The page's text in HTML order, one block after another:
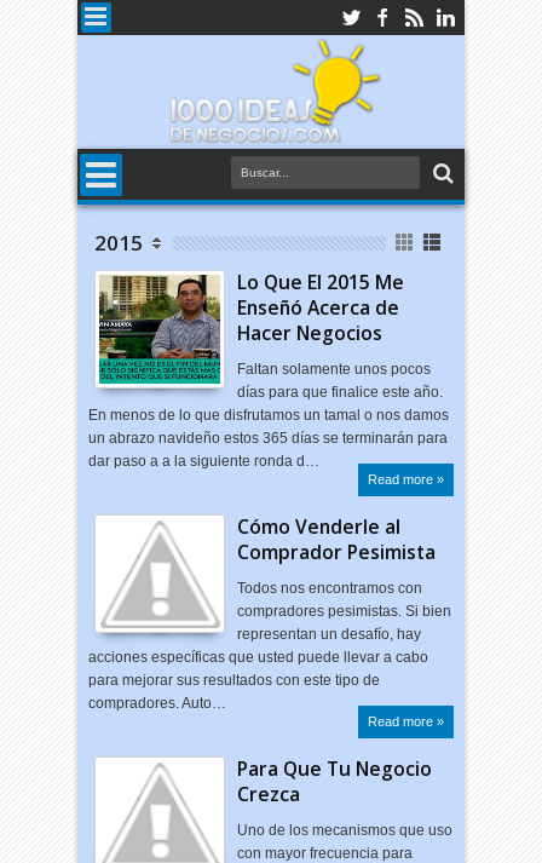
2015
Lo Que El 2015 Me
Enseñó Acerca de
Hacer Negocios
Faltan solamente unos pocos
días para que finalice este año.
En menos de lo que disfrutamos un tamal o nos damos
un abrazo navideño estos 365 días se terminarán para
dar paso a a la siguiente ronda d…
Read more »
Cómo Venderle al
Comprador Pesimista
Todos nos encontramos con
compradores pesimistas. Si bien
representan un desafío, hay
acciones específicas que usted puede llevar a cabo
para mejorar sus resultados con este tipo de
compradores. Auto…
Read more »
Para Que Tu Negocio
Crezca
Uno de los mecanismos que uso
con mayor frecuencia para